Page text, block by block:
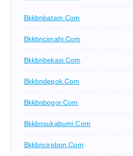
Bkkbnbatam.com
Bkkbncimahi.com
Bkkbnbekasi.com
Bkkbndepok.com
Bkkbnbogor.com
Bkkbnsukabumi.com
Bkkbncirebon.com